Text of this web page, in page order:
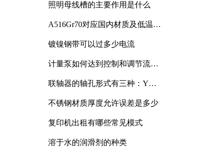
照明母线槽的主要作用是什么
A516Gr70对应国内材质及低温冲
镀镍钢带可以过多少电流
计量泵如何达到控制和调节流量
联轴器的轴孔形式有三种：Y
不锈钢材质厚度允许误差是多少
复印机出租有哪些常见模式
溶于水的润滑剂的种类